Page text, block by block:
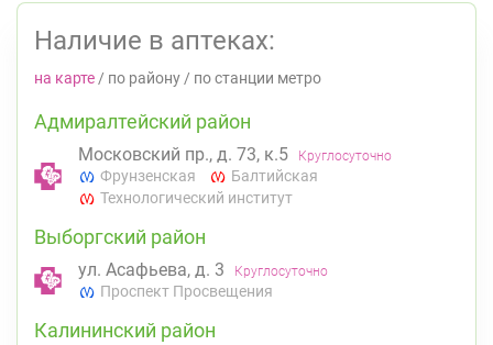
Наличие в аптеках:
на карте / по району / по станции метро
Адмиралтейский район
Московский пр., д. 73, к.5 Круглосуточно
Фрунзенская
Балтийская
Технологический институт
Выборгский район
ул. Асафьева, д. 3 Круглосуточно
Проспект Просвещения
Калининский район